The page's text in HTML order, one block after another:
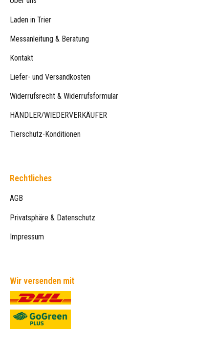
Laden in Trier
Messanleitung & Beratung
Kontakt
Liefer- und Versandkosten
Widerrufsrecht & Widerrufsformular
HÄNDLER/WIEDERVERKÄUFER
Tierschutz-Konditionen
Rechtliches
AGB
Privatsphäre & Datenschutz
Impressum
Wir versenden mit